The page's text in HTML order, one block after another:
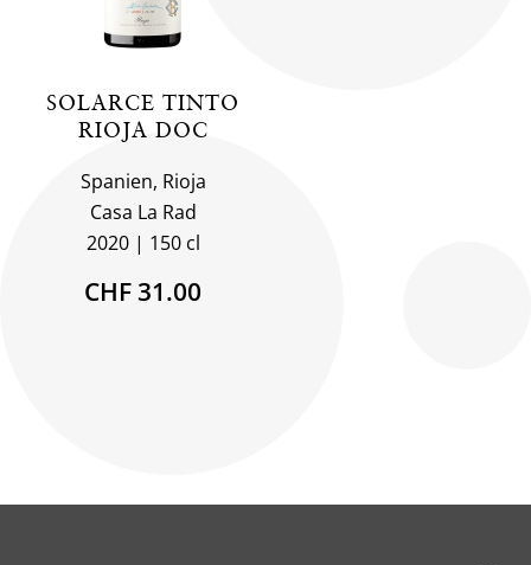
SOLARCE TINTO
RIOJA DOC
Spanien, Rioja
Casa La Rad
2020
150 cl
CHF 31.00